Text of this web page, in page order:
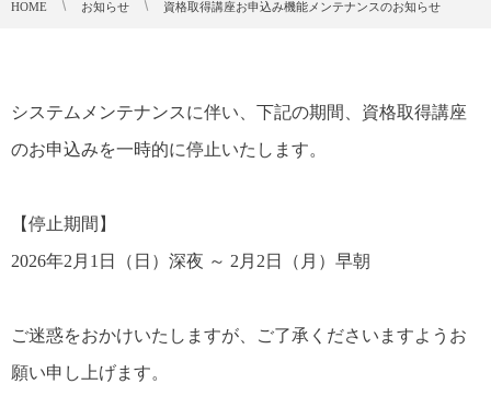
HOME お知らせ 資格取得講座お申込み機能メンテナンスのお知らせ
システムメンテナンスに伴い、下記の期間、資格取得講座
のお申込みを一時的に停止いたします。
【停止期間】
2026年2月1日（日）深夜 ～ 2月2日（月）早朝
ご迷惑をおかけいたしますが、ご了承くださいますようお
願い申し上げます。